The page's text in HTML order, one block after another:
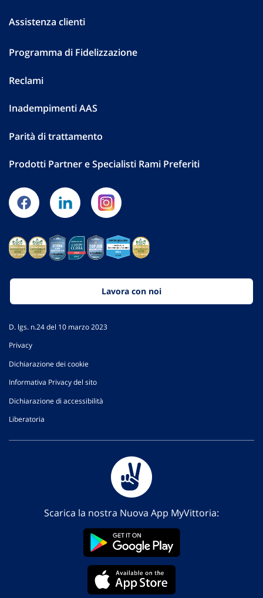
Assistenza clienti
Programma di Fidelizzazione
Reclami
Inadempimenti AAS
Parità di trattamento
Prodotti Partner e Specialisti Rami Preferiti
Lavora con noi
D. lgs. n.24 del 10 marzo 2023
Privacy
Dichiarazione dei cookie
Informativa Privacy del sito
Dichiarazione di accessibilità
Liberatoria
Scarica la nostra Nuova App MyVittoria: